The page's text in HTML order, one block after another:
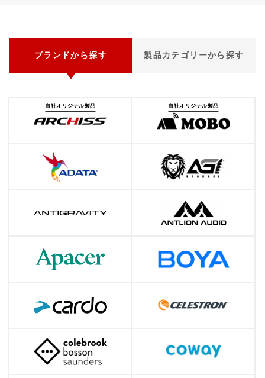
ブランドから探す 製品カテゴリーから探す
自社オリジナル製品 自社オリジナル製品